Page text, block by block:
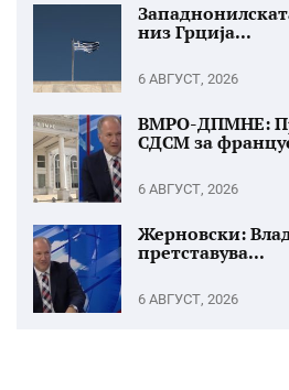
низ Грција...
6 АВГУСТ, 2026
ВМРО-ДПМНЕ:
СДСМ за
6 АВГУСТ, 2026
Жерновски:
претставува...
6 АВГУСТ, 2026